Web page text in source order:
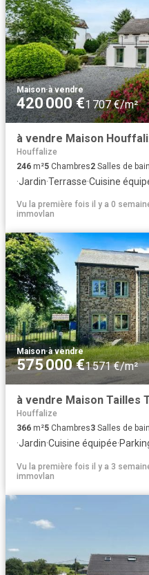
Maison·à vendre
420 000 €1 707 €/m²
à vendre Maison
Houffalize
246 m²5 Chambres2 Salles de bain
·Jardin·Terrasse·Cuisine
Vu la première fois il y a 0
immovlan
Maison·à vendre
575 000 €1 571 €/m²
à vendre Maison Tailles
Houffalize
366 m²5 Chambres3 Salles de bain
·Jardin·Cuisine équipée·
Vu la première fois il y a 3
immovlan